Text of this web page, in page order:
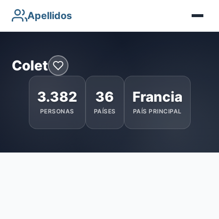
Apellidos
Colet
3.382
PERSONAS
36
PAÍSES
Francia
PAÍS PRINCIPAL